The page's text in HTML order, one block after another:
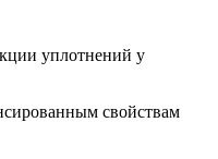
уплотнений у
свойствам